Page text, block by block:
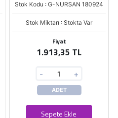
Stok Kodu : G-NURSAN 180924
Stok Miktarı : Stokta Var
Fiyat
1.913,35 TL
- +
ADET
Sepete Ekle